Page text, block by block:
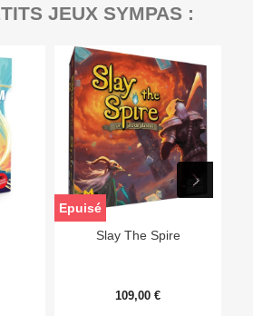
JEUX SYMPAS :
Slay The Spire
109,00 €
Epuisé